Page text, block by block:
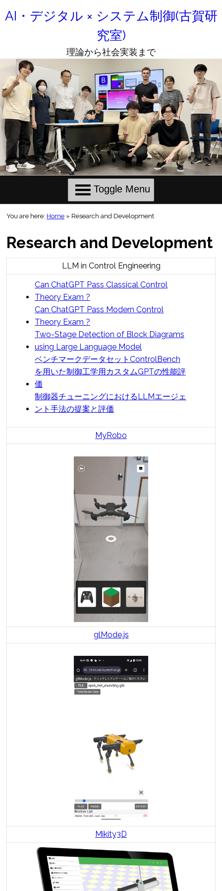
Content
AI・デジタル × システム制御(古賀研
究室)
理論から社会実装まで
Toggle Menu
You are here: Home » Research and Development
Research and Development
LLM in Control Engineering
Can ChatGPT Pass Classical Control
Theory Exam ?
Can ChatGPT Pass Modern Control
Theory Exam ?
Two-Stage Detection of Block Diagrams
using Large Language Model
ベンチマークデータセットControlBench
を用いた制御工学用カスタムGPTの性能評
価
制御器チューニングにおけるLLMエージェ
ント手法の提案と評価
MyRobo
glMode.js
Mikity3D